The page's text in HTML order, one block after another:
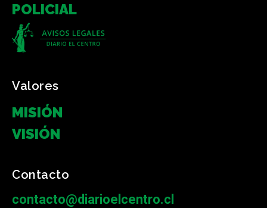
POLICIAL
Valores
MISIÓN
VISIÓN
Contacto
contacto@diarioelcentro.cl